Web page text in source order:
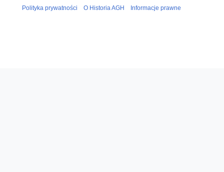
Polityka prywatności O Historia AGH Informacje prawne